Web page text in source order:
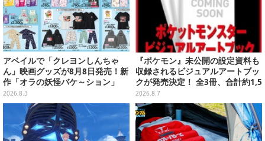
アベイルで「クレヨンしんちゃ
ん」映画グッズが8月8日発売！新
作「オラの妖怪バケ～ション」
や、「ヘンダーランド」「暗黒タ
マタマ」などをフィーチャー
2026.8.3
『ポケモン』未公開の設定資料も
収録されるビジュアルアートブッ
クが発売決定！ 全3冊、合計約1,5
00ページの大ボリュームでシリー
ズ30年を振り返る
2026.8.7